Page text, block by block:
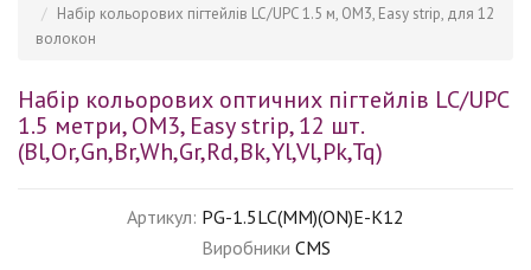
Набір кольорових пігтейлів LC/UPC 1.5 м, OM3, Easy strip, для 12
волокон
Набір кольорових оптичних пігтейлів LC/UPC
1.5 метри, OM3, Easy strip, 12 шт.
(Bl,Or,Gn,Br,Wh,Gr,Rd,Bk,Yl,Vl,Pk,Tq)
Артикул: PG-1.5LC(MM)(ON)E-K12
Виробники CMS